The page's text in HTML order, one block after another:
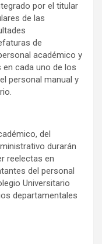
por el titular
de las
de
académico y
cada uno de los
personal manual y
del
durarán
reelectas en
del personal
Universitario
departamentales